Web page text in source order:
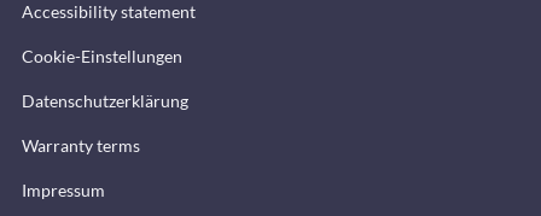
Accessibility statement
Cookie-Einstellungen
Datenschutzerklärung
Warranty terms
Impressum